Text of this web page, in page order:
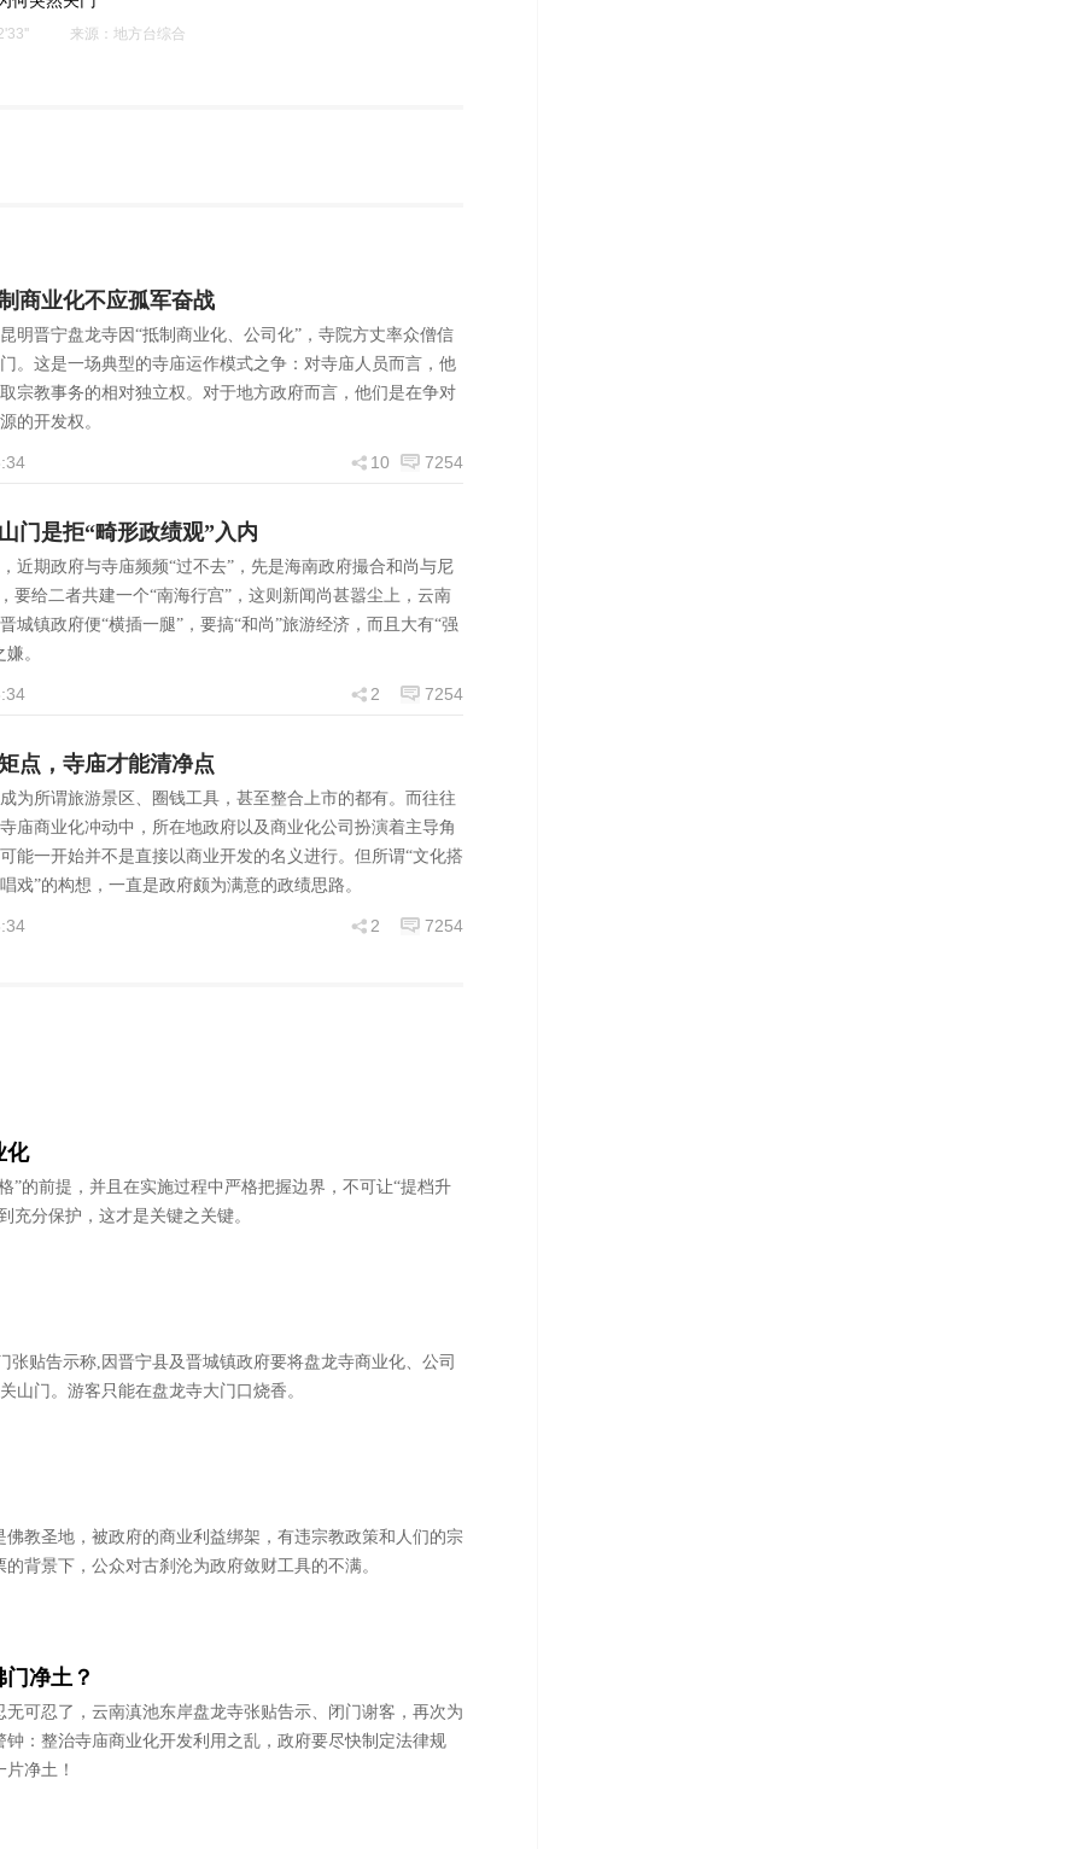
来源：地方台综合
商业化不应孤军奋战
明晋宁盘龙寺因“抵制商业化、公司化”，寺院方丈率众僧信
。这是一场典型的寺庙运作模式之争：对寺庙人员而言，他
宗教事务的相对独立权。对于地方政府而言，他们是在争对
的开发权。
10 7254
门是拒“畸形政绩观”入内
近期政府与寺庙频频“过不去”，先是海南政府撮合和尚与尼
要给二者共建一个“南海行宫”，这则新闻尚甚嚣尘上，云南
城镇政府便“横插一腿”，要搞“和尚”旅游经济，而且大有“强
。
2 7254
点，寺庙才能清净点
为所谓旅游景区、圈钱工具，甚至整合上市的都有。而往往
庙商业化冲动中，所在地政府以及商业化公司扮演着主导角
能一开始并不是直接以商业开发的名义进行。但所谓“文化搭
戏”的构想，一直是政府颇为满意的政绩思路。
2 7254
化
”的前提，并且在实施过程中严格把握边界，不可让“提档升
充分保护，这才是关键之关键。
贴告示称,因晋宁县及晋城镇政府要将盘龙寺商业化、公司
山门。游客只能在盘龙寺大门口烧香。
教圣地，被政府的商业利益绑架，有违宗教政策和人们的宗
背景下，公众对古刹沦为政府敛财工具的不满。
净土？
可忍了，云南滇池东岸盘龙寺张贴告示、闭门谢客，再次为
：整治寺庙商业化开发利用之乱，政府要尽快制定法律规
净土！